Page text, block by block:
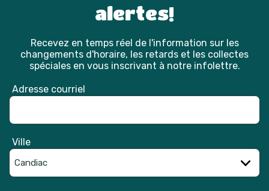
alertes!
Recevez en temps réel de l'information sur les
changements d'horaire, les retards et les collectes
spéciales en vous inscrivant à notre infolettre.
Adresse courriel
Ville